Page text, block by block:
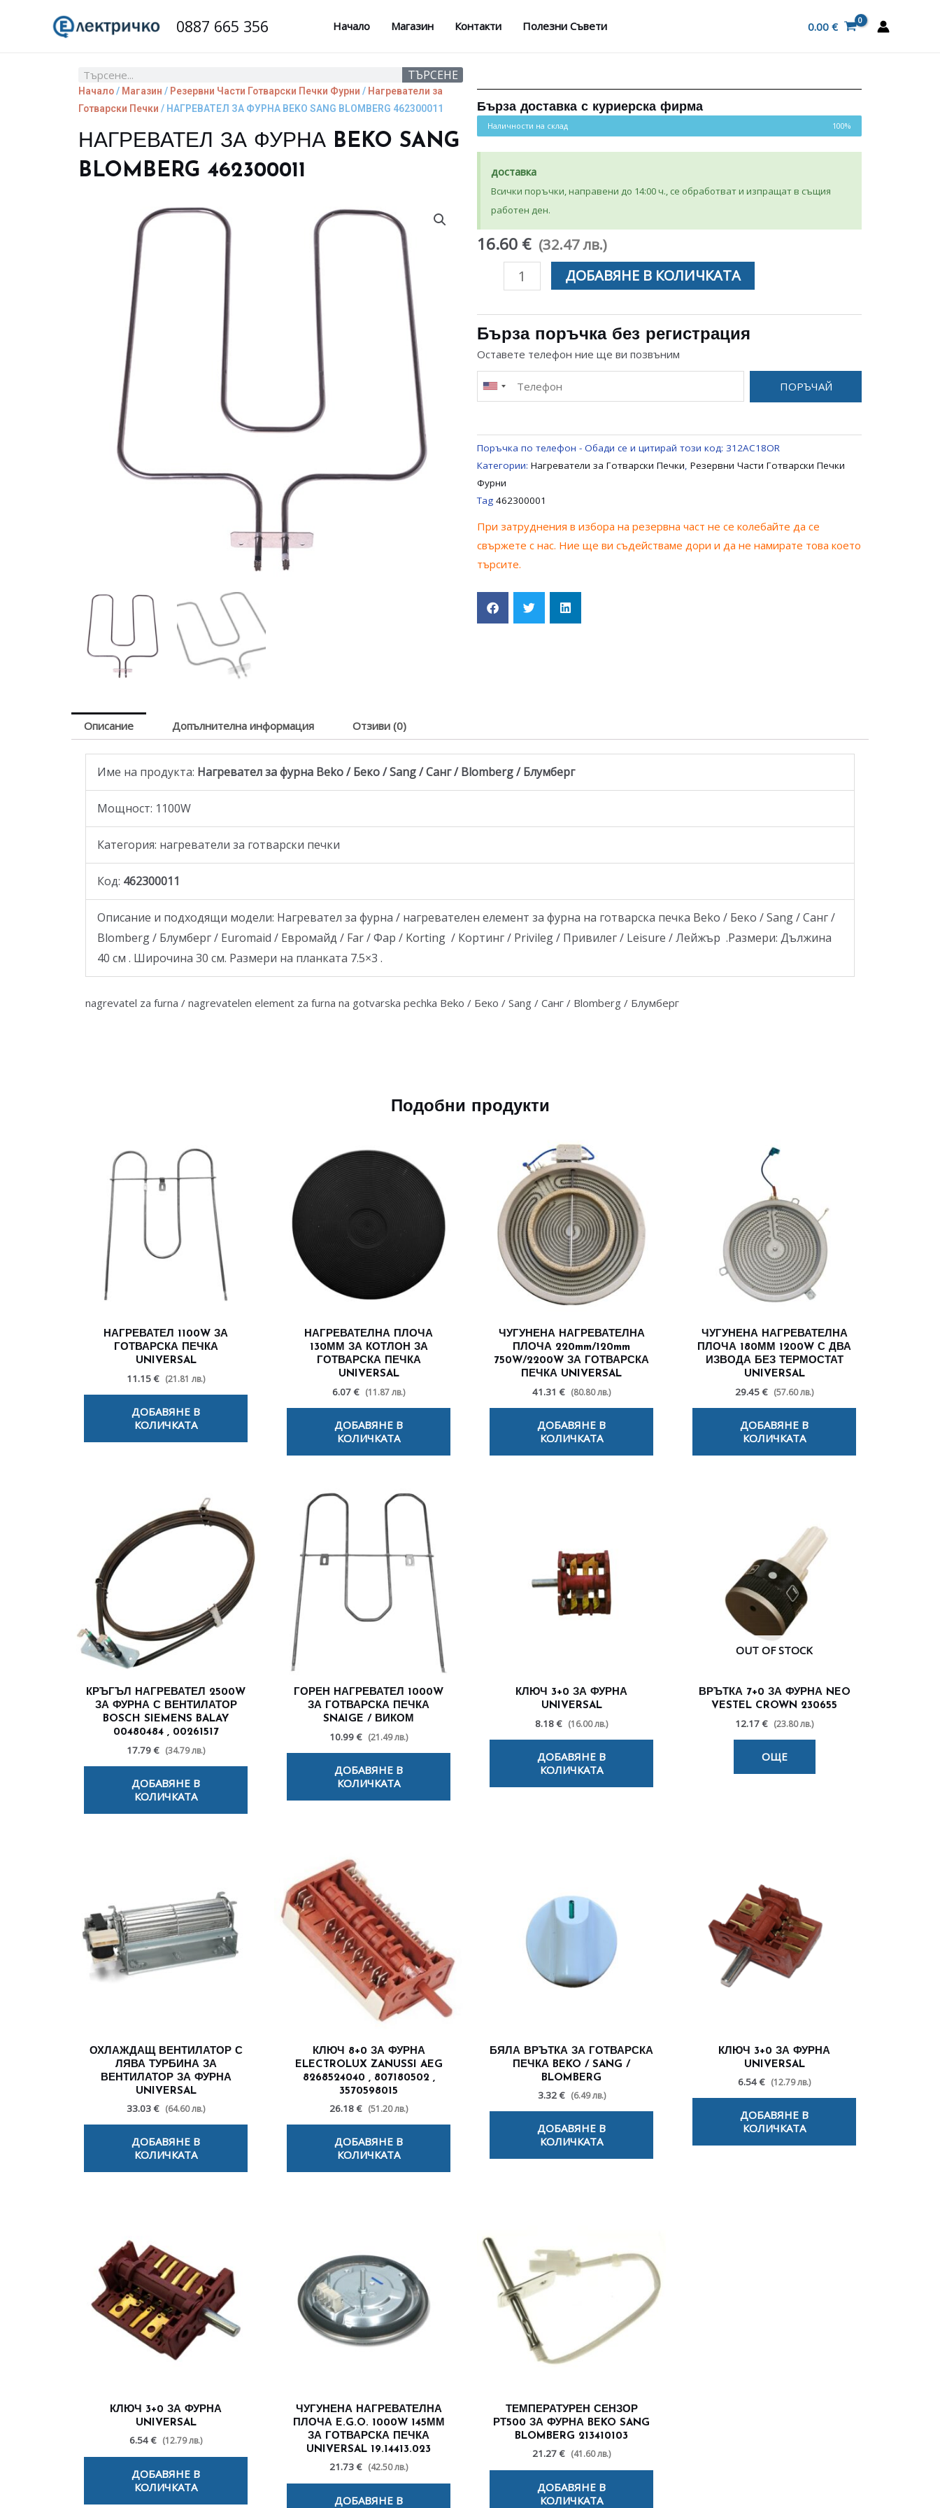
0887 665 356 Начало Магазин Контакти Полезни Съвети 0.00 €
Search ТЪРСЕНЕ
Начало/ Магазин / Резервни Части Готварски Печки Фурни / Нагреватели за
Готварски Печки / НАГРЕВАТЕЛ ЗА ФУРНА BEKO SANG BLOMBERG 462300011
НАГРЕВАТЕЛ ЗА ФУРНА BEKO SANG
BLOMBERG 462300011
Бърза доставка с куриерска фирма
Наличности на склад 100%
доставка
Всички поръчки, направени до 14:00 ч., се обработват и изпращат в същия
работен ден.
16.60 € (32.47 лв.)
количество
ЗА
ФУРНА
SANG
BLOMBERG
ДОБАВЯНЕ В КОЛИЧКАТА
Бърза поръчка без регистрация
Оставете телефон ние ще ви позвъним
ПОРЪЧАЙ
Поръчка по телефон - Обади се и цитирай този код: 312AC18OR
Категории: Нагреватели за Готварски Печки, Резервни Части Готварски Печки
Фурни
Tag 462300001
При затруднения в избора на резервна част не се колебайте да се
свържете с нас. Ние ще ви съдействаме дори и да не намирате това което
търсите.
Описание Допълнителна информация Отзиви (0)
Име на продукта: Нагревател за фурна Beko / Беко / Sang / Санг / Blomberg / Блумберг
Mощност: 1100W
Категория: нагреватели за готварски печки
Код: 462300011
Описание и подходящи модели: Нагревател за фурна / нагревателен елемент за фурна на готварска печка Beko / Беко / Sang / Санг /
Blomberg / Блумберг / Euromaid / Евромайд / Far / Фар / Korting / Кортинг / Privileg / Привилег / Leisure / Лейжър .Размери: Дължина
40 см . Широчина 30 см. Размери на планката 7.5×3 .
nagrevatel za furna / nagrevatelen element za furna na gotvarska pechka Beko / Беко / Sang / Санг / Blomberg / Блумберг
Подобни продукти
НАГРЕВАТЕЛ 1100W ЗА
ГОТВАРСКА ПЕЧКА
UNIVERSAL
11.15 € (21.81 лв.)
ДОБАВЯНЕ В
КОЛИЧКАТА
НАГРЕВАТЕЛНА ПЛОЧА
130ММ ЗА КОТЛОН ЗА
ГОТВАРСКА ПЕЧКА
UNIVERSAL
6.07 € (11.87 лв.)
ДОБАВЯНЕ В
КОЛИЧКАТА
ЧУГУНЕНА НАГРЕВАТЕЛНА
ПЛОЧА 220mm/120mm
750W/2200W ЗА ГОТВАРСКА
ПЕЧКА UNIVERSAL
41.31 € (80.80 лв.)
ДОБАВЯНЕ В
КОЛИЧКАТА
ЧУГУНЕНА НАГРЕВАТЕЛНА
ПЛОЧА 180ММ 1200W С ДВА
ИЗВОДА БЕЗ ТЕРМОСТАТ
UNIVERSAL
29.45 € (57.60 лв.)
ДОБАВЯНЕ В
КОЛИЧКАТА
КРЪГЪЛ НАГРЕВАТЕЛ 2500W
ЗА ФУРНА С ВЕНТИЛАТОР
BOSCH SIEMENS BALAY
00480484 , 00261517
17.79 € (34.79 лв.)
ДОБАВЯНЕ В
КОЛИЧКАТА
ГОРЕН НАГРЕВАТЕЛ 1000W
ЗА ГОТВАРСКА ПЕЧКА
SNAIGE / ВИКОМ
10.99 € (21.49 лв.)
ДОБАВЯНЕ В
КОЛИЧКАТА
КЛЮЧ 3+0 ЗА ФУРНА
UNIVERSAL
8.18 € (16.00 лв.)
ДОБАВЯНЕ В
КОЛИЧКАТА
OUT OF STOCK
ВРЪТКА 7+0 ЗА ФУРНА NEO
VESTEL CROWN 230655
12.17 € (23.80 лв.)
ОЩЕ
ОХЛАЖДАЩ ВЕНТИЛАТОР С
ЛЯВА ТУРБИНА ЗА
ВЕНТИЛАТОР ЗА ФУРНА
UNIVERSAL
33.03 € (64.60 лв.)
ДОБАВЯНЕ В
КОЛИЧКАТА
КЛЮЧ 8+0 ЗА ФУРНА
ELECTROLUX ZANUSSI AEG
8268524040 , 807180502 ,
3570598015
26.18 € (51.20 лв.)
ДОБАВЯНЕ В
КОЛИЧКАТА
БЯЛА ВРЪТКА ЗА ГОТВАРСКА
ПЕЧКА BEKO / SANG /
BLOMBERG
3.32 € (6.49 лв.)
ДОБАВЯНЕ В
КОЛИЧКАТА
КЛЮЧ 3+0 ЗА ФУРНА
UNIVERSAL
6.54 € (12.79 лв.)
ДОБАВЯНЕ В
КОЛИЧКАТА
КЛЮЧ 3+0 ЗА ФУРНА
UNIVERSAL
6.54 € (12.79 лв.)
ДОБАВЯНЕ В
КОЛИЧКАТА
ЧУГУНЕНА НАГРЕВАТЕЛНА
ПЛОЧА E.G.O. 1000W 145ММ
ЗА ГОТВАРСКА ПЕЧКА
UNIVERSAL 19.14413.023
21.73 € (42.50 лв.)
ДОБАВЯНЕ В
ТЕМПЕРАТУРЕН СЕНЗОР
РТ500 ЗА ФУРНА BEKO SANG
BLOMBERG 213410103
21.27 € (41.60 лв.)
ДОБАВЯНЕ В
КОЛИЧКАТА